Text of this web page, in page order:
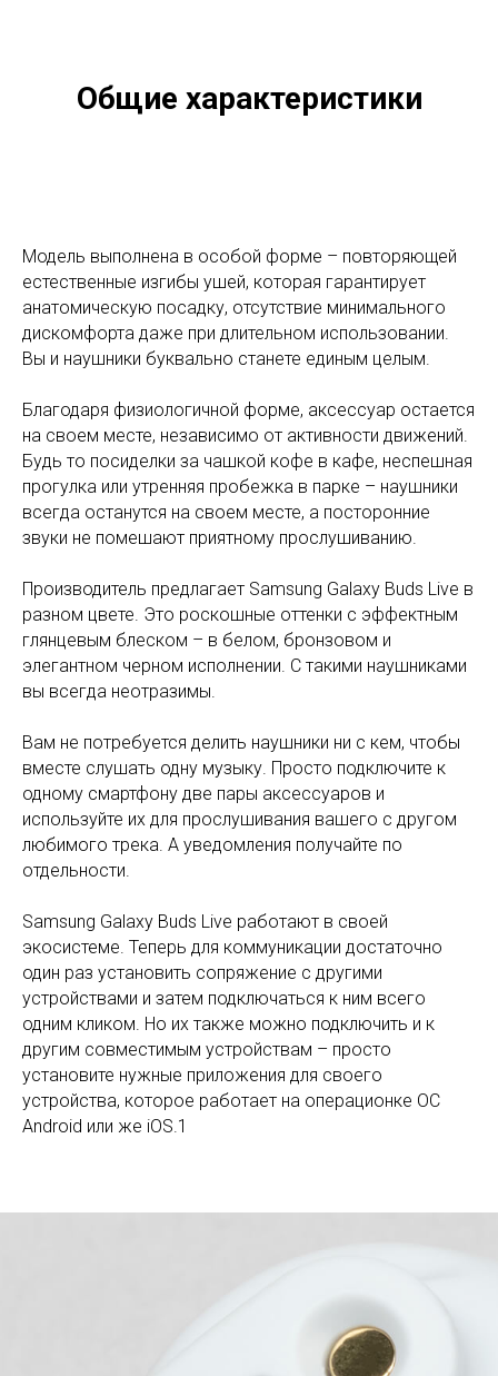
Общие характеристики
Модель выполнена в особой форме – повторяющей
естественные изгибы ушей, которая гарантирует
анатомическую посадку, отсутствие минимального
дискомфорта даже при длительном использовании.
Вы и наушники буквально станете единым целым.
Благодаря физиологичной форме, аксессуар остается
на своем месте, независимо от активности движений.
Будь то посиделки за чашкой кофе в кафе, неспешная
прогулка или утренняя пробежка в парке – наушники
всегда останутся на своем месте, а посторонние
звуки не помешают приятному прослушиванию.
Производитель предлагает Samsung Galaxy Buds Live в
разном цвете. Это роскошные оттенки с эффектным
глянцевым блеском – в белом, бронзовом и
элегантном черном исполнении. С такими наушниками
вы всегда неотразимы.
Вам не потребуется делить наушники ни с кем, чтобы
вместе слушать одну музыку. Просто подключите к
одному смартфону две пары аксессуаров и
используйте их для прослушивания вашего с другом
любимого трека. А уведомления получайте по
отдельности.
Samsung Galaxy Buds Live работают в своей
экосистеме. Теперь для коммуникации достаточно
один раз установить сопряжение с другими
устройствами и затем подключаться к ним всего
одним кликом. Но их также можно подключить и к
другим совместимым устройствам – просто
установите нужные приложения для своего
устройства, которое работает на операционке ОС
Android или же iOS.1